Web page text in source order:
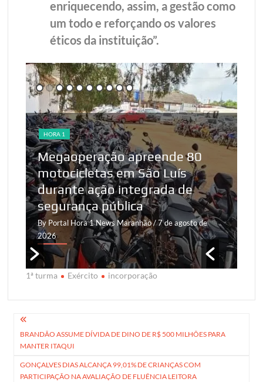
enriquecendo, assim, a gestão como
um todo e reforçando os valores
éticos da instituição”.
HORA 1
Megaoperação apreende 80
motocicletas em São Luís
durante ação integrada de
segurança pública
By Portal Hora 1 News Maranhão/ 7 de agosto de
2026
1ª turma Exército incorporação
Navegação
de
Post
BRANDÃO ASSUME DÍVIDA DE DINO DE R$ 500 MILHÕES PARA
MANTER ITAQUI
GONÇALVES DIAS ALCANÇA 99,01% DE CRIANÇAS COM
PARTICIPAÇÃO NA AVALIAÇÃO DE FLUÊNCIA LEITORA